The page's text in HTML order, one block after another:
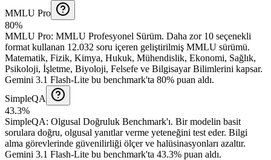
MMLU Pro
80%
MMLU Pro: MMLU Profesyonel Sürüm. Daha zor 10 seçenekli
format kullanan 12.032 soru içeren geliştirilmiş MMLU sürümü.
Matematik, Fizik, Kimya, Hukuk, Mühendislik, Ekonomi, Sağlık,
Psikoloji, İşletme, Biyoloji, Felsefe ve Bilgisayar Bilimlerini kapsar.
Gemini 3.1 Flash-Lite bu benchmark'ta 80% puan aldı.
SimpleQA
43.3%
SimpleQA: Olgusal Doğruluk Benchmark'ı. Bir modelin basit
sorulara doğru, olgusal yanıtlar verme yeteneğini test eder. Bilgi
alma görevlerinde güvenilirliği ölçer ve halüsinasyonları azaltır.
Gemini 3.1 Flash-Lite bu benchmark'ta 43.3% puan aldı.